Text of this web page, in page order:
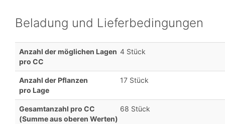
Beladung und Lieferbedingungen
Anzahl der möglichen Lagen
pro CC
4 Stück
Anzahl der Pflanzen
pro Lage
17 Stück
Gesamtanzahl pro CC
(Summe aus oberen Werten)
68 Stück